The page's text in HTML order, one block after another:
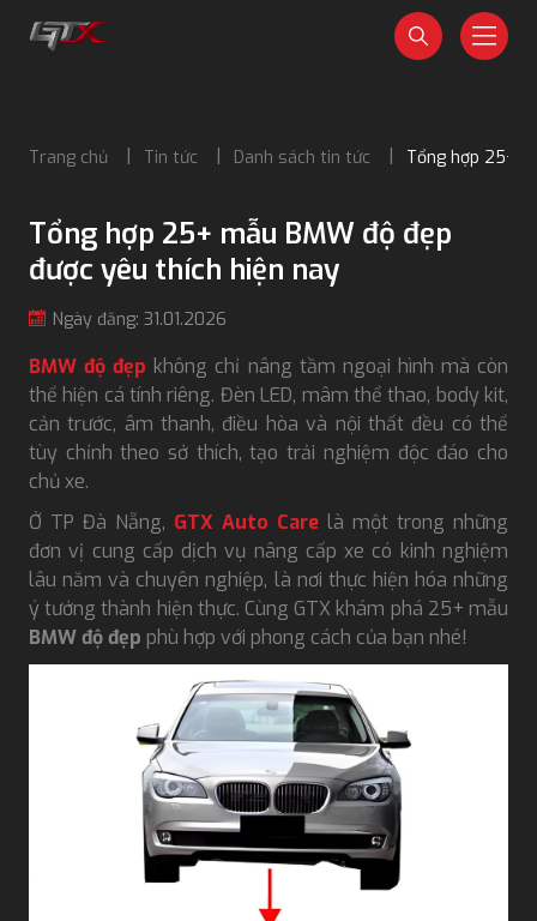
Trang chủ Tin tức Danh sách tin tức Tổng hợp 25+
Tổng hợp 25+ mẫu BMW độ đẹp
được yêu thích hiện nay
Ngày đăng: 31.01.2026
BMW độ đẹp không chỉ nâng tầm ngoại hình mà còn
thể hiện cá tính riêng. Đèn LED, mâm thể thao, body kit,
cản trước, âm thanh, điều hòa và nội thất đều có thể
tùy chỉnh theo sở thích, tạo trải nghiệm độc đáo cho
chủ xe.
Ở TP Đà Nẵng, GTX Auto Care là một trong những
đơn vị cung cấp dịch vụ nâng cấp xe có kinh nghiệm
lâu năm và chuyên nghiệp, là nơi thực hiện hóa những
ý tưởng thành hiện thực. Cùng GTX khám phá 25+ mẫu
BMW độ đẹp phù hợp với phong cách của bạn nhé!